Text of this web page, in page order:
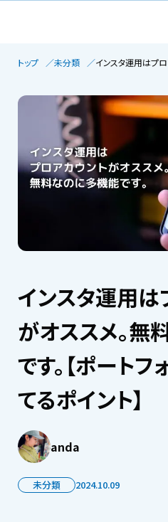
トップ 未分類
インスタ運用は
がオススメ。無
です。【ポート
てるポイント】
anda
未分類 2024.10.09